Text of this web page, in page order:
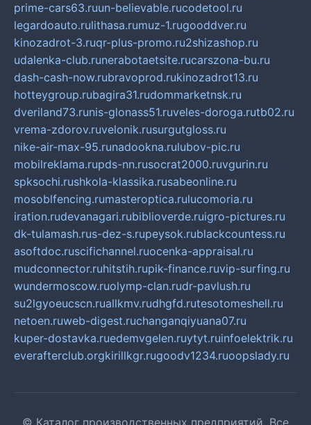
prime-cars63.ruun-believable.rucodetool.ru
legardoauto.rulithasa.rumuz-1.rugooddver.ru
kinozadrot-3.ruqr-plus-promo.ru2shizashop.ru
udalenka-club.runerabotaetsite.rucarszona-bu.ru
dash-cash-now.rubravoprod.rukinozadrot13.ru
hotteygroup.rubagira31.rudommarketnsk.ru
dveriland73.runis-glonass51.ruveles-doroga.rutb02.ru
vrema-zdorov.ruvelonik.rusurgutgloss.ru
nike-air-max-95.runadookna.rulubov-pic.ru
mobilreklama.rupds-nn.rusocrat2000.ruvgurin.ru
spksochi.rushkola-klassika.rusabeonline.ru
mosoblfencing.rumasteroptica.rulucomoria.ru
iration.rudevanagari.rubiblioverde.ruigro-pictures.ru
dk-tulamash.rus-dez-s.rupeysok.rublackcountess.ru
asoftdoc.ruscifichannel.ruocenka-appraisal.ru
mudconnector.ruhitstih.rupik-finance.ruvip-surfing.ru
wundermoscow.ruolymp-clan.rudr-pavlush.ru
su2lgyoeucscn.ruallkmv.rudhgfd.rutesotomeshell.ru
netoen.ruweb-digest.ruchanganqiyuana07.ru
kuper-dostavka.ruedemvgelen.ruytyt.ruinfoelektrik.ru
everafterclub.orgkirillkgr.rugoodv1234.ruoopslady.ru
© Каталог производственных предприятий. Все